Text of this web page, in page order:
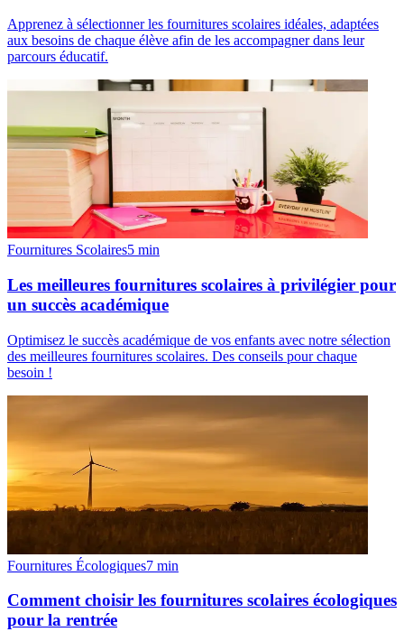
Apprenez à sélectionner les fournitures scolaires idéales, adaptées
aux besoins de chaque élève afin de les accompagner dans leur
parcours éducatif.
Fournitures Scolaires5 min
Les meilleures fournitures scolaires à privilégier pour
un succès académique
Optimisez le succès académique de vos enfants avec notre sélection
des meilleures fournitures scolaires. Des conseils pour chaque
besoin !
Fournitures Écologiques7 min
Comment choisir les fournitures scolaires écologiques
pour la rentrée